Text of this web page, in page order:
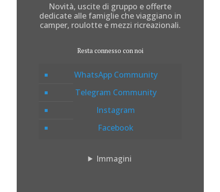
Novità, uscite di gruppo e offerte
dedicate alle famiglie che viaggiano in
camper, roulotte e mezzi ricreazionali.
Resta connesso con noi
WhatsApp Community
Telegram Community
Instagram
Facebook
Immagini